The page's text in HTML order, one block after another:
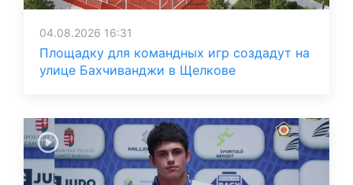
04.08.2026 16:31
Площадку для командных игр создадут на
улице Бахчиванджи в Щелкове